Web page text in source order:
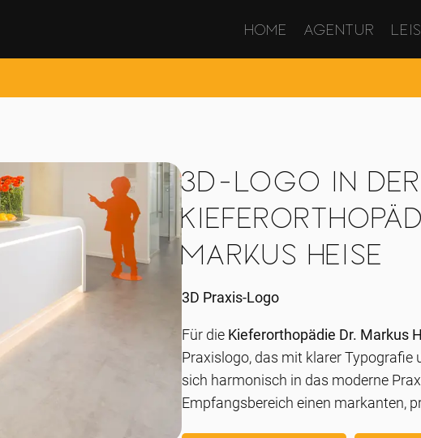
Home Agentur
3D-Logo in der
Markus Heise
3D Praxis-Logo
Für die Kieferorthopädie Dr. Markus
Praxislogo, das mit klarer
sich harmonisch in das moderne
Empfangsbereich einen markanten,